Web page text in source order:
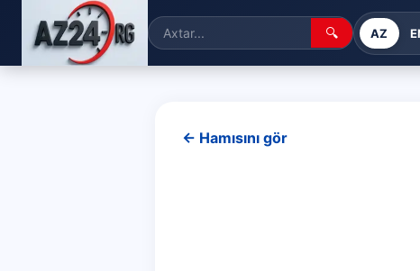
🔍 AZ
← Hamısını gör